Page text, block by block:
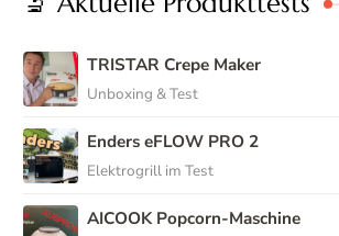
TRISTAR Crepe Maker
Unboxing & Test
Enders eFLOW PRO 2
Elektrogrill im Test
AICOOK Popcorn-Maschine